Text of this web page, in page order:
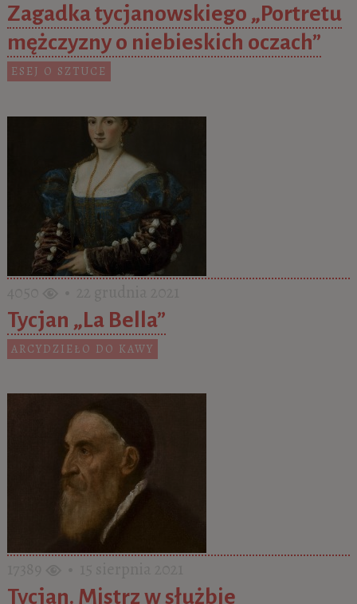
Zagadka tycjanowskiego „Portretu
mężczyzny o niebieskich oczach”
ESEJ O SZTUCE
Tycjan „La Bella”
ARCYDZIEŁO DO KAWY
Tycjan. Mistrz w służbie